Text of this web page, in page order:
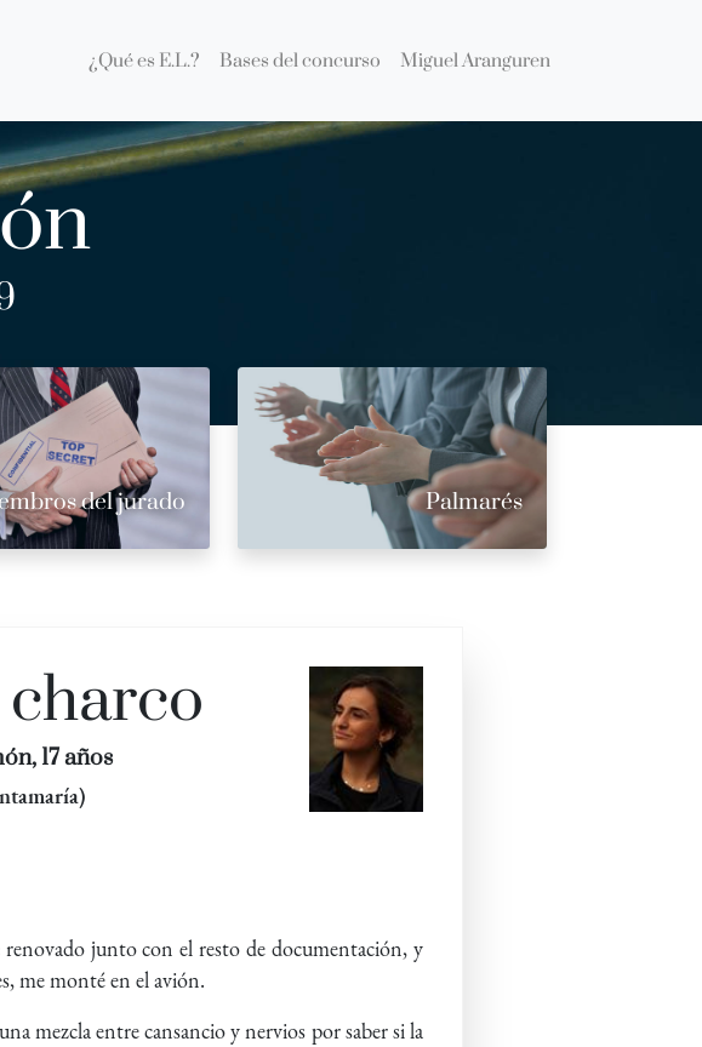
¿Qué es E.L.? Bases del concurso Miguel Aranguren
del jurado Palmarés
17 años
renovado junto con el resto de documentación, y
me monté en el avión.
mezcla entre cansancio y nervios por saber si la